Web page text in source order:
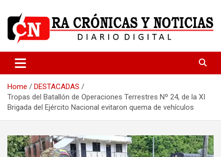
content
R.A Crónicas y Noticias
Home
DESTACADAS
Tropas del Batallón de Operaciones Terrestres Nº 24, de la XI
Brigada del Ejército Nacional evitaron quema de vehículos